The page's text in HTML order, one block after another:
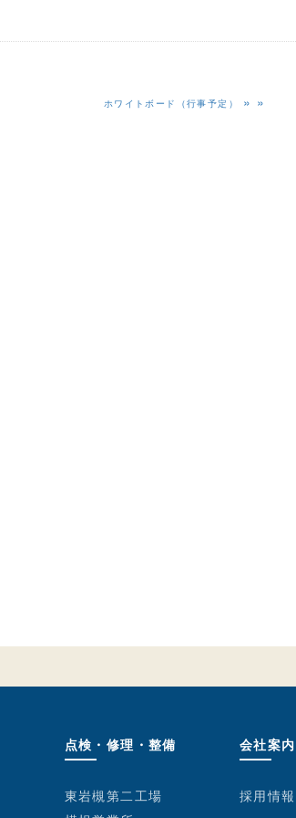
ホワイトボード（行事予定） »
点検・修理・整備
東岩槻第二工場
会社案内
採用情報